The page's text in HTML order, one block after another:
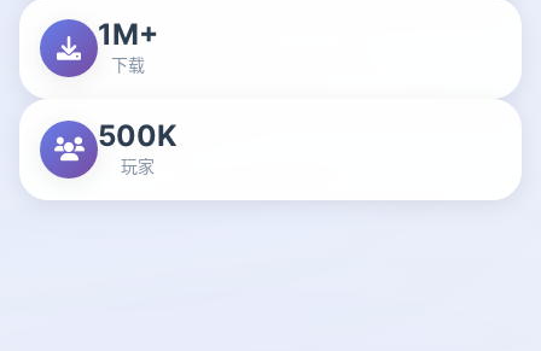
1M+
下载
500K
玩家